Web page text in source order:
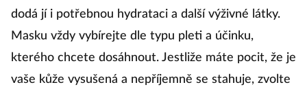
dodá jí i potřebnou hydrataci a další výživné látky.
Masku vždy vybírejte dle typu pleti a účinku,
kterého chcete dosáhnout. Jestliže máte pocit, že je
vaše kůže vysušená a nepříjemně se stahuje, zvolte